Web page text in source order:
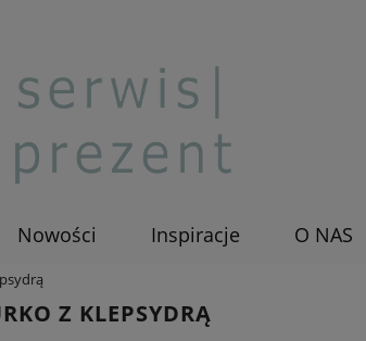
Nowości Inspiracje O NAS
Z KLEPSYDRĄ